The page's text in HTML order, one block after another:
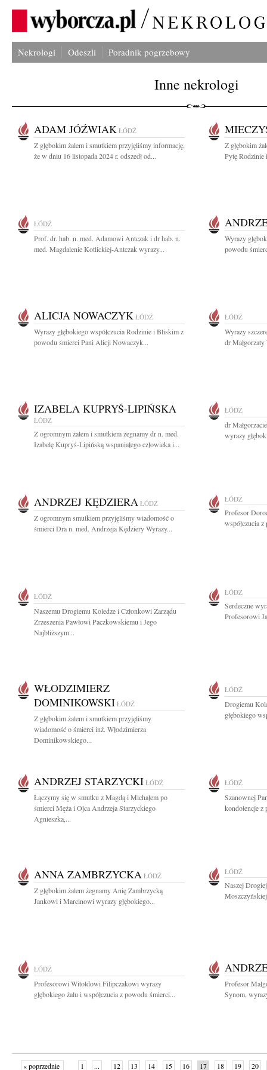
Nekrologi Odeszli Poradnik pogrzebowy
Inne nekrologi
ADAM JÓŹWIAK ŁÓDŹ
Z głębokim żalem i smutkiem przyjęliśmy informację,
że w dniu 16 listopada 2024 r. odszedł od...
Z głębokim
Pytę Rodzinie
ŁÓDŹ
Prof. dr. hab. n. med. Adamowi Antczak i dr hab. n.
med. Magdalenie Kotlickiej-Antczak wyrazy...
Wyrazy
powodu
ALICJA NOWACZYK ŁÓDŹ
Wyrazy głębokiego współczucia Rodzinie i Bliskim z
powodu śmierci Pani Alicji Nowaczyk...
ŁÓDŹ
Wyrazy
dr
IZABELA KUPRYŚ-LIPIŃSKA
ŁÓDŹ
Z ogromnym żalem i smutkiem żegnamy dr n. med.
Izabelę Kupryś-Lipińską wspaniałego człowieka i...
ŁÓDŹ
dr
wyrazy
ANDRZEJ KĘDZIERA ŁÓDŹ
Z ogromnym smutkiem przyjęliśmy wiadomość o
śmierci Dra n. med. Andrzeja Kędziery Wyrazy...
ŁÓDŹ
Profesor
współczucia
ŁÓDŹ
Naszemu Drogiemu Koledze i Członkowi Zarządu
Zrzeszenia Pawłowi Paczkowskiemu i Jego
Najbliższym...
ŁÓDŹ
Serdeczne
Profesorowi
WŁODZIMIERZ
DOMINIKOWSKI ŁÓDŹ
Z głębokim żalem i smutkiem przyjęliśmy
wiadomość o śmierci inż. Włodzimierza
Dominikowskiego...
ŁÓDŹ
Drogiemu
głębokiego
ANDRZEJ STARZYCKI ŁÓDŹ
Łączymy się w smutku z Magdą i Michałem po
śmierci Męża i Ojca Andrzeja Starzyckiego
Agnieszka,...
ŁÓDŹ
Szanownej
kondolencje z
ANNA ZAMBRZYCKA ŁÓDŹ
Z głębokim żalem żegnamy Anię Zambrzycką
Jankowi i Marcinowi wyrazy głębokiego...
ŁÓDŹ
Naszej
ŁÓDŹ
Profesorowi Witoldowi Filipczakowi wyrazy
głębokiego żalu i współczucia z powodu śmierci...
Profesor
Synom,
« poprzednie 1 ... 12 13 14 15 16 17 18 19 20